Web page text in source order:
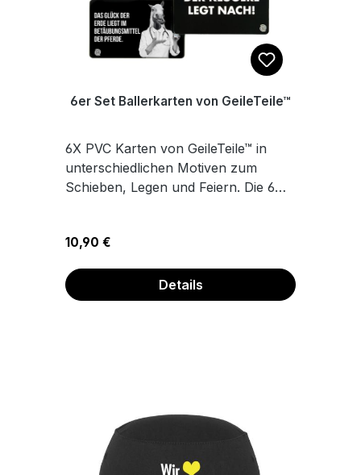
6er Set Ballerkarten von GeileTeile™
6X PVC Karten von GeileTeile™ in
unterschiedlichen Motiven zum
Schieben, Legen und Feiern. Die 6
auf beiden Seiten das gleiche
Regulärer Preis:
10,90 €
Details